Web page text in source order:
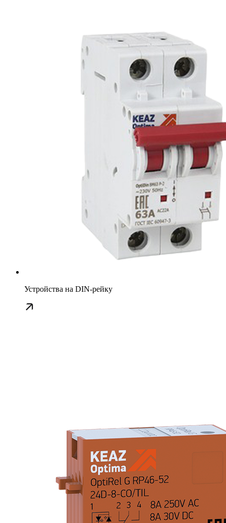
Устройства на DIN-рейку